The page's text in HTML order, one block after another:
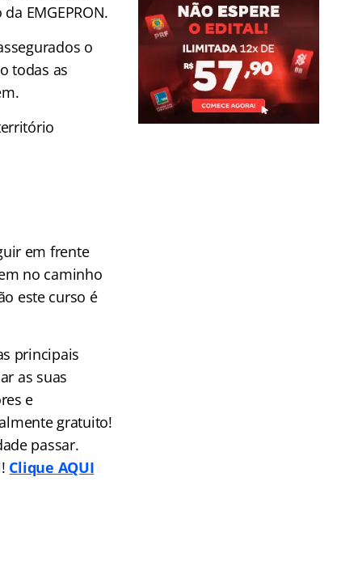
EMGEPRON.
o
todas as
em frente
no caminho
este curso é
principais
as suas
e
gratuito!
passar.
Clique AQUI